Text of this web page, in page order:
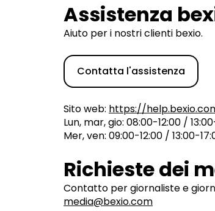
Assistenza
Aiuto per i nostri clienti bexio.
Contatta l'assistenza
Sito web: https://
Lun, mar, gio: 08:00-12:00 /
Mer, ven: 09:00-12:00 / 13:00-
Richieste dei
Contatto per giornaliste e
media@bexio.com